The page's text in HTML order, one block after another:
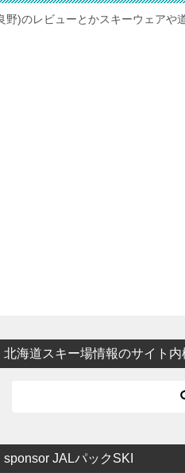
)のレビューとかスキーウェアや
北海道スキー場情報のサイト内
sponsor JALパックSKI